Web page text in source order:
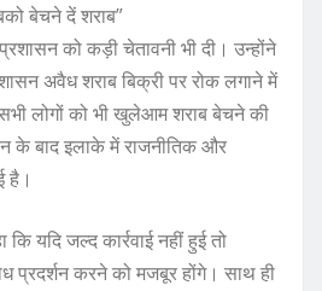
बेचने दें शराब”
को कड़ी चेतावनी भी दी। उन्होंने
अवैध शराब बिक्री पर रोक लगाने में
लोगों को भी खुलेआम शराब बेचने की
के बाद इलाके में राजनीतिक और
है।
यदि जल्द कार्रवाई नहीं हुई तो
प्रदर्शन करने को मजबूर होंगे। साथ ही